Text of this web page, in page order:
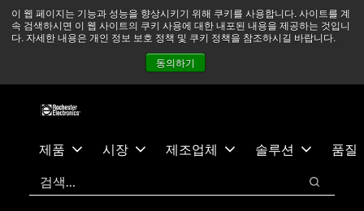
이 웹 페이지는 기능과 성능을 향상시키기 위해 쿠키를 사용합니다. 사이트를 계
속 검색하시면 이 웹 사이트의 쿠키 사용에 대한 내포된 내용을 제공하는 것입니
다. 자세한 내용은 개인 정보 보호 정책 및 쿠키 정책을 참조하시길 바랍니다.
동의하기
츠
건
중동 지역 상황을 지속적으로 주시하고 있으며, 모든 서비스는
정상적으로 운영되고 있습니다. 더 읽어보기 →
뉴스
문의하기
제품 시장 제조업체 솔루션
품질
검색
검색